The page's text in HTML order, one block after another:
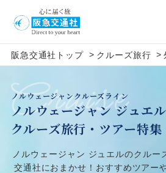
阪急交通社トップ > クルーズ旅行 >
ノルウェージャンクルーズライン
ノルウェージャン ジュエル
クルーズ旅行・ツアー特集
ノルウェージャン ジュエルのクルー
交通社におまかせ！おすすめツアー